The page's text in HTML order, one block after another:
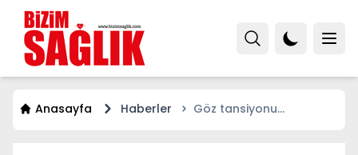
Anasayfa Haberler
Göz tansiyonu